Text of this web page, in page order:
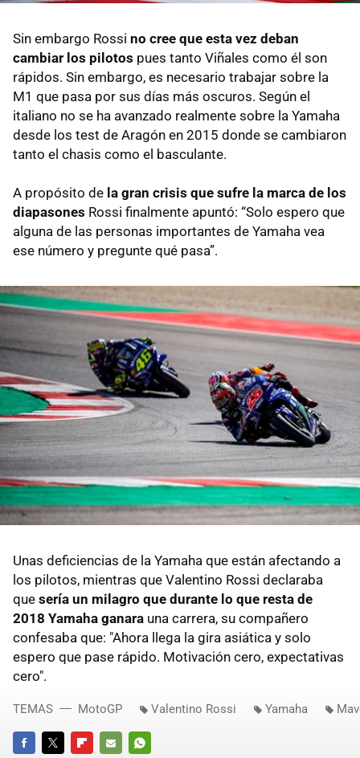
Sin embargo Rossi no cree que esta vez deban
cambiar los pilotos pues tanto Viñales como él son
rápidos. Sin embargo, es necesario trabajar sobre la
M1 que pasa por sus días más oscuros. Según el
italiano no se ha avanzado realmente sobre la Yamaha
desde los test de Aragón en 2015 donde se cambiaron
tanto el chasis como el basculante.
A propósito de la gran crisis que sufre la marca de los
diapasones Rossi finalmente apuntó: “Solo espero que
alguna de las personas importantes de Yamaha vea
ese número y pregunte qué pasa”.
Unas deficiencias de la Yamaha que están afectando a
los pilotos, mientras que Valentino Rossi declaraba
que sería un milagro que durante lo que resta de
2018 Yamaha ganara una carrera, su compañero
confesaba que: "Ahora llega la gira asiática y solo
espero que pase rápido. Motivación cero, expectativas
cero".
TEMAS MotoGP Valentino Rossi Yamaha